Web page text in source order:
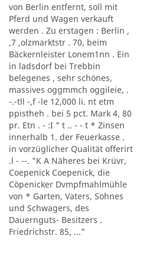
von Berlin entfernt, soll mit
Pferd und Wagen verkauft
werden . Zu erstagen : Berlin ,
,7 ,olzmarktstr . 70, beim
Bäckernleister Lonem1nn . Ein
in ladsdorf bei Trebbin
belegenes , sehr schönes,
massives oggmmch oggileie, .
-.-tll -,f -le 12,000 li. nt etm
ppistheh . bei 5 pct. Mark 4, 80
pr. Etn . - :I " t .. - - t * Zinsen
innerhalb 1. der Feuerkasse .
in vorzüglicher Qualität offerirt
.l - --. "K A Näheres bei Krüvr,
Coepenick Coepenick, die
Cöpenicker Dvmpfmahlmühle
von * Garten, Vaters, Sohnes
und Schwagers, des
Dauernguts- Besitzers .
Friedrichstr. 85, ..."